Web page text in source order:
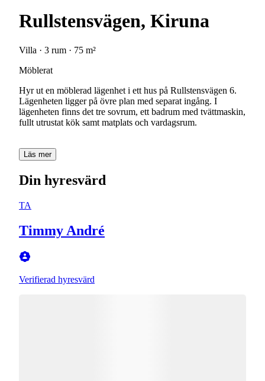
Rullstensvägen, Kiruna
Villa · 3 rum · 75 m²
Möblerat
Hyr ut en möblerad lägenhet i ett hus på Rullstensvägen 6.
Lägenheten ligger på övre plan med separat ingång. I
lägenheten finns det tre sovrum, ett badrum med tvättmaskin,
fullt utrustat kök samt matplats och vardagsrum.
Läs mer
Din hyresvärd
TA
Timmy André
Verifierad hyresvärd